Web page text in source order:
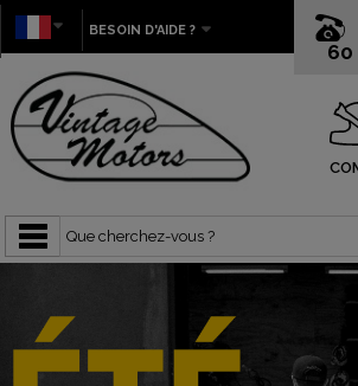
60
BESOIN D'AIDE ?